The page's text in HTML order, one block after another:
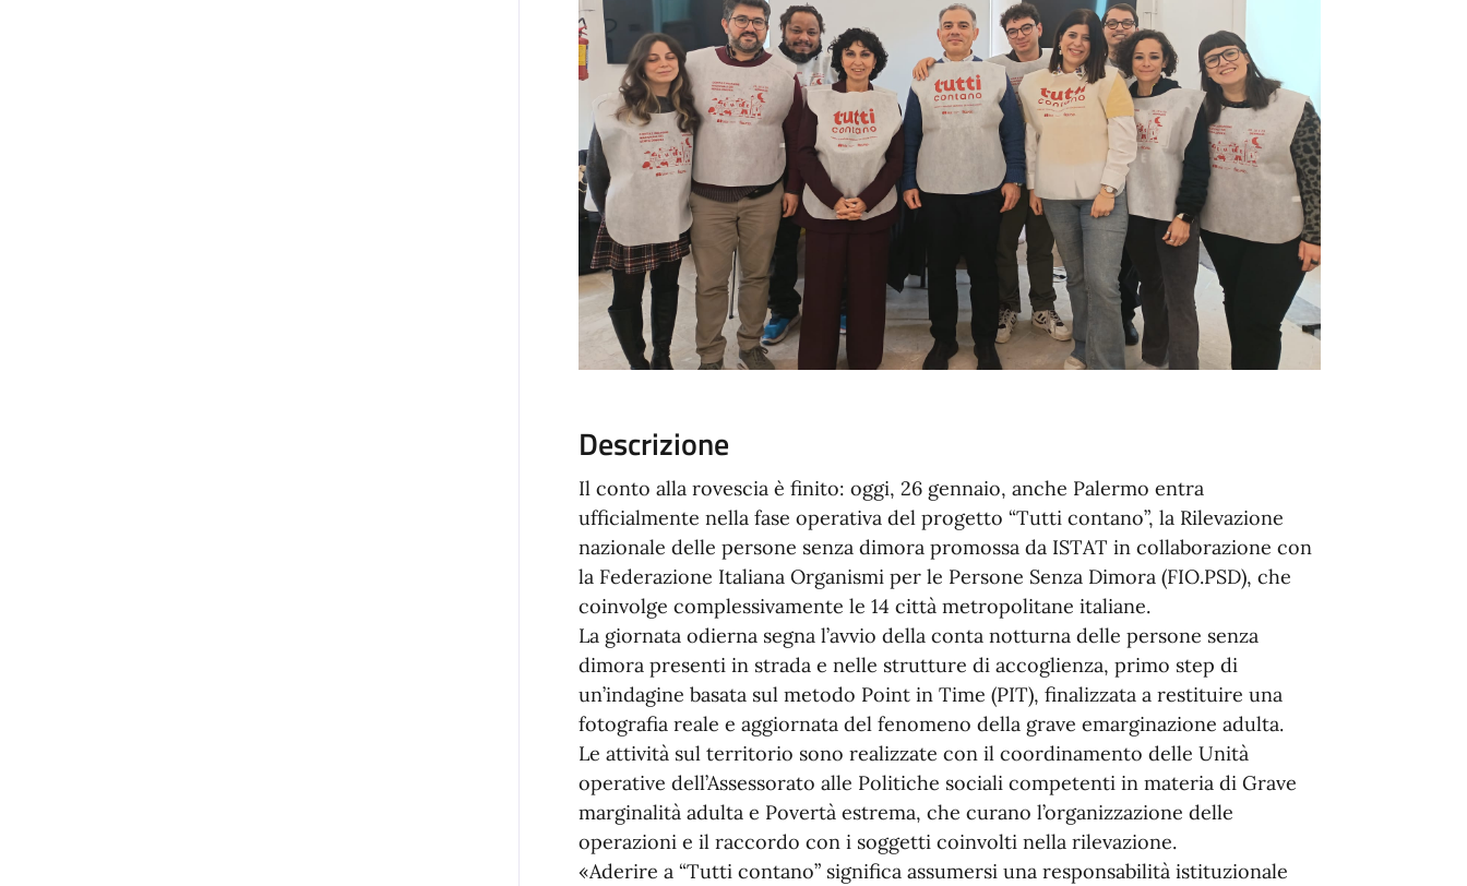
Descrizione
Il conto alla rovescia è finito: oggi, 26 gennaio, anche Palermo entra
ufficialmente nella fase operativa del progetto “Tutti contano”, la Rilevazione
nazionale delle persone senza dimora promossa da ISTAT in collaborazione con
la Federazione Italiana Organismi per le Persone Senza Dimora (FIO.PSD), che
coinvolge complessivamente le 14 città metropolitane italiane.
La giornata odierna segna l’avvio della conta notturna delle persone senza
dimora presenti in strada e nelle strutture di accoglienza, primo step di
un’indagine basata sul metodo Point in Time (PIT), finalizzata a restituire una
fotografia reale e aggiornata del fenomeno della grave emarginazione adulta.
Le attività sul territorio sono realizzate con il coordinamento delle Unità
operative dell’Assessorato alle Politiche sociali competenti in materia di Grave
marginalità adulta e Povertà estrema, che curano l’organizzazione delle
operazioni e il raccordo con i soggetti coinvolti nella rilevazione.
«Aderire a “Tutti contano” significa assumersi una responsabilità istituzionale